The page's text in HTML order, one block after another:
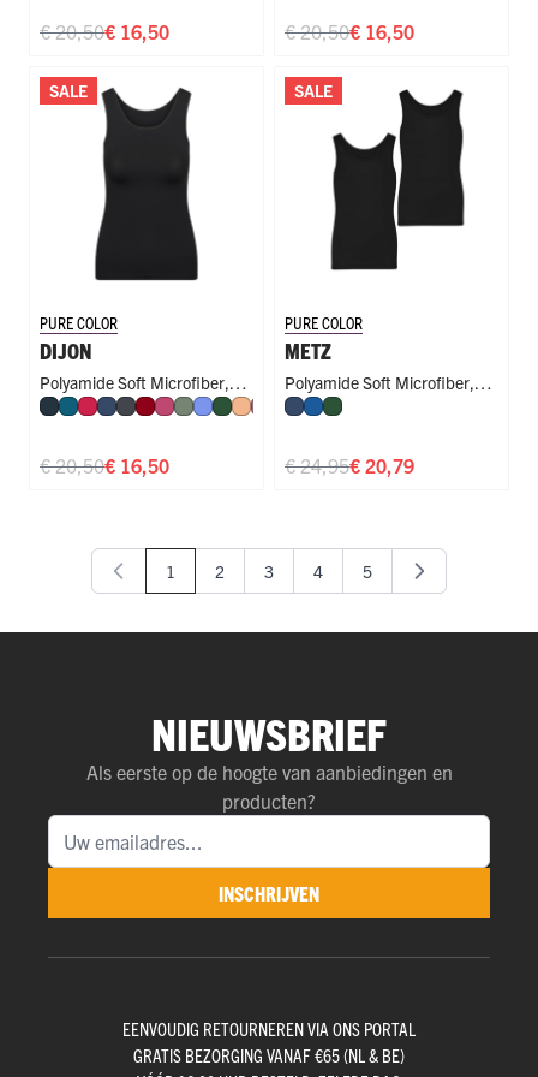
€ 16,50
€ 20,50 € 16,50
€ 20,50
SALE
PURE COLOR
DIJON
Polyamide Soft Microfiber,
Singlet
NavyPetrol
RoodDonkerblauw
Donkergrijs
Donkerrood
Fuchsia
OlijfHemelsblauw
Donkergroen
PerzikMauve
Royal Blue
Steel Blue
Cappuccino
€ 16,50
€ 20,50
SALE
PURE COLOR
METZ
Polyamide Soft Microfiber,
Slim Fit
Donkerblauw
BlauwDonkergroen
€ 20,79
€ 24,95
U lees momenteel pagina
1 Pagina
2 Pagina
3 Pagina
4 Pagina
5
NIEUWSBRIEF
Als eerste op de hoogte van aanbiedingen en
producten?
INSCHRIJVEN
EENVOUDIG RETOURNEREN VIA ONS PORTAL
GRATIS BEZORGING VANAF €65 (NL & BE)